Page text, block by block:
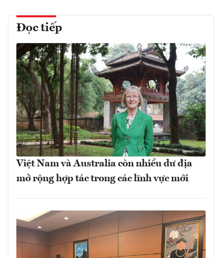
Đọc tiếp
Việt Nam và Australia còn nhiều dư địa
mở rộng hợp tác trong các lĩnh vực mới